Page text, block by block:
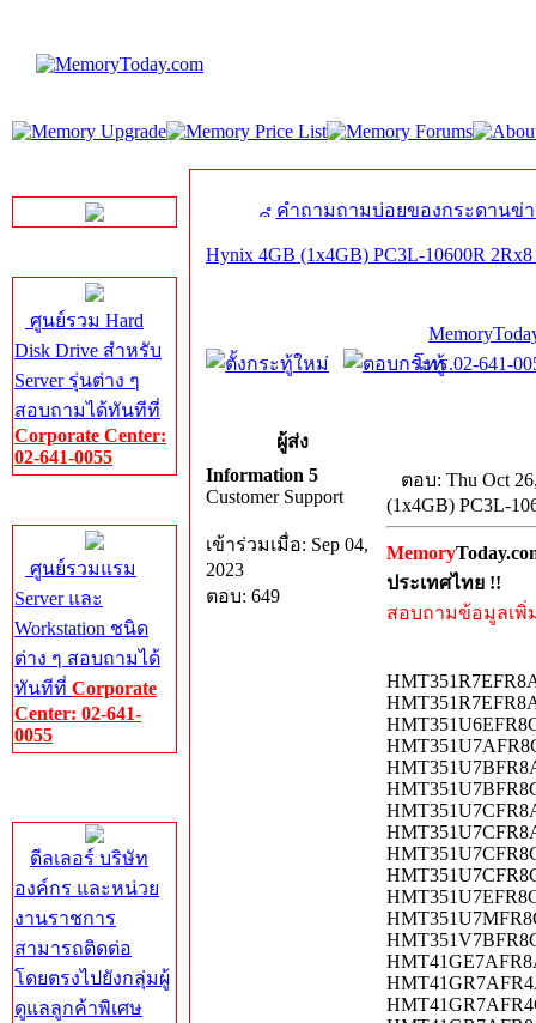
ศูนย์รวม Hard
Disk Drive สำหรับ
Server รุ่นต่าง ๆ
สอบถามได้ทันทีที่
Corporate Center:
02-641-0055
ศูนย์รวมแรม
Server และ
Workstation ชนิด
ต่าง ๆ สอบถามได้
ทันทีที่ Corporate
Center: 02-641-
0055
ดีลเลอร์ บริษัท
องค์กร และหน่วย
งานราชการ
สามารถติดต่อ
โดยตรงไปยังกลุ่มผู้
ดูแลลูกค้าพิเศษ
คำถามถามบ่อยของกระดานข่
Hynix 4GB (1x4GB) PC3L-10600R 2Rx8
โทร.02-641-
ผู้ส่ง
Information 5
Customer Support
เข้าร่วมเมื่อ: Sep 04,
2023
ตอบ: 649
ตอบ: Thu Oct
(1x4GB) PC3L-
Memory
ประเทศไทย !!
สอบถามข้อมูลเพิ่